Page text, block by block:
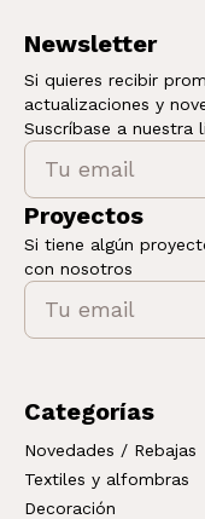
Newsletter
Si quieres recibir
actualizaciones y
Suscríbase a nuestra
Proyectos
Si tiene algún
con nosotros
Categorías
Novedades / Rebajas
Textiles y alfombras
Decoración